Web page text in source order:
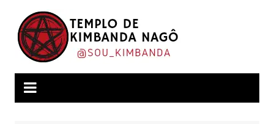
conteúdo